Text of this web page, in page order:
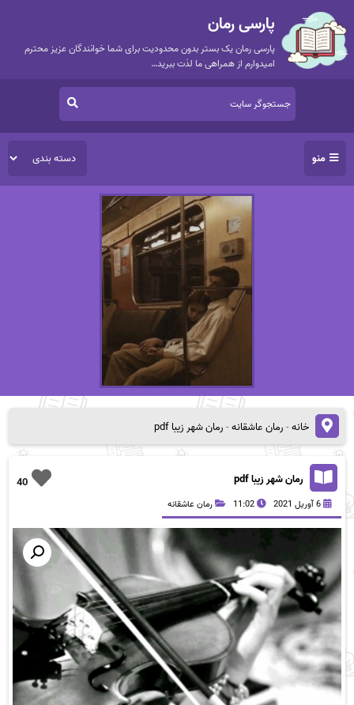
پارسی رمان
پارسی رمان یک بستر بدون محدودیت برای شما خوانندگان عزیز محترم
امیدوارم از همراهی ما لذت ببرید…
منو
خانه-رمان عاشقانه-رمان شهر زیبا pdf
40 رمان شهر زیبا pdf
6 آوریل 2021 11:02 رمان عاشقانه